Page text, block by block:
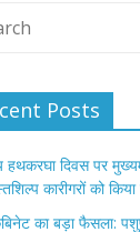
Posts
हथकरघा दिवस पर
कारीगरों को किया
का बड़ा फैसला: